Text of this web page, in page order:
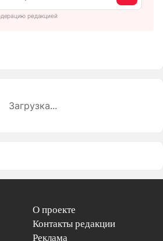
редакцией
Загрузка...
О проекте
Контакты редакции
Реклама